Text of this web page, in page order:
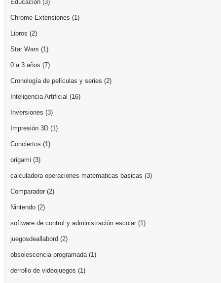
Educación (3)
Chrome Extensiones (1)
Libros (2)
Star Wars (1)
0 a 3 años (7)
Cronología de películas y series (2)
Inteligencia Artificial (16)
Inversiones (3)
Impresión 3D (1)
Conciertos (1)
origami (3)
calculadora operaciones matematicas basicas (3)
Comparador (2)
Nintendo (2)
software de control y administración escolar (1)
juegosdeallabord (2)
obsolescencia programada(1)
derrollo de videojuegos (1)